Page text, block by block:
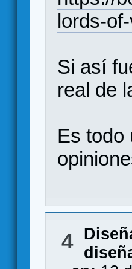
lords-
Si así
real de
Es todo
4